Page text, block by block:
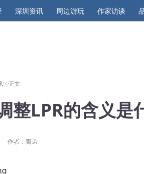
深圳资讯 周边游玩 作家访谈
>>正文
整LPR的含义是
作者：窗弟